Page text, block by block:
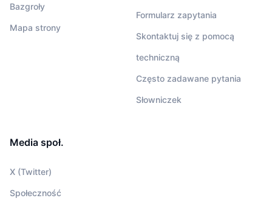
Bazgroły
Mapa strony
Formularz zapytania
Skontaktuj się z pomocą
techniczną
Często zadawane pytania
Słowniczek
Media społ.
X (Twitter)
Społeczność